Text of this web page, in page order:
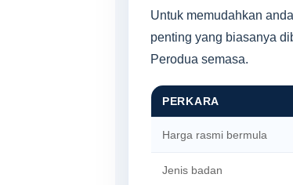
Untuk memudahkan
penting yang biasanya
Perodua semasa.
PERKARA
Harga rasmi bermula
Jenis badan